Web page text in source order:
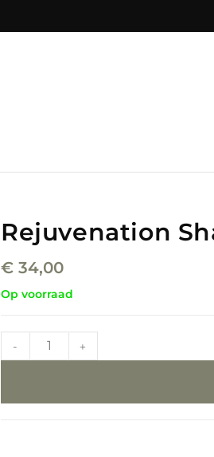
Rejuvenation
€34,00
Op voorraad
- +